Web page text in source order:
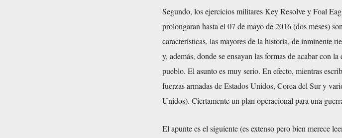
Segundo, los ejercicios militares Key Resolve y Foal
prolongaran hasta el 07 de mayo de 2016 (dos meses)
características, las mayores de la historia, de inminente
y, además, donde se ensayan las formas de acabar con
pueblo. El asunto es muy serio. En efecto, mientras
fuerzas armadas de Estados Unidos, Corea del Sur y
Unidos). Ciertamente un plan operacional para una
El apunte es el siguiente (es extenso pero bien merece